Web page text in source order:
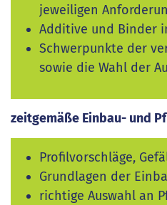
jeweiligen
Additive und Binder
Schwerpunkte der
sowie die Wahl der
zeitgemäße Einbau- und
Profilvorschläge,
Grundlagen der
richtige Auswahl an